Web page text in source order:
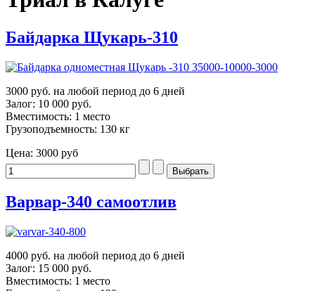
Байдарка Щукарь-310
3000 руб. на любой период до 6 дней
Залог: 10 000 руб.
Вместимость: 1 место
Грузоподъемность: 130 кг
Цена: 3000 руб
Варвар-340 самоотлив
4000 руб. на любой период до 6 дней
Залог: 15 000 руб.
Вместимость: 1 место